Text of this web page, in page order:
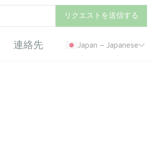
リクエストを送信する
連絡先 Japan – Japanese